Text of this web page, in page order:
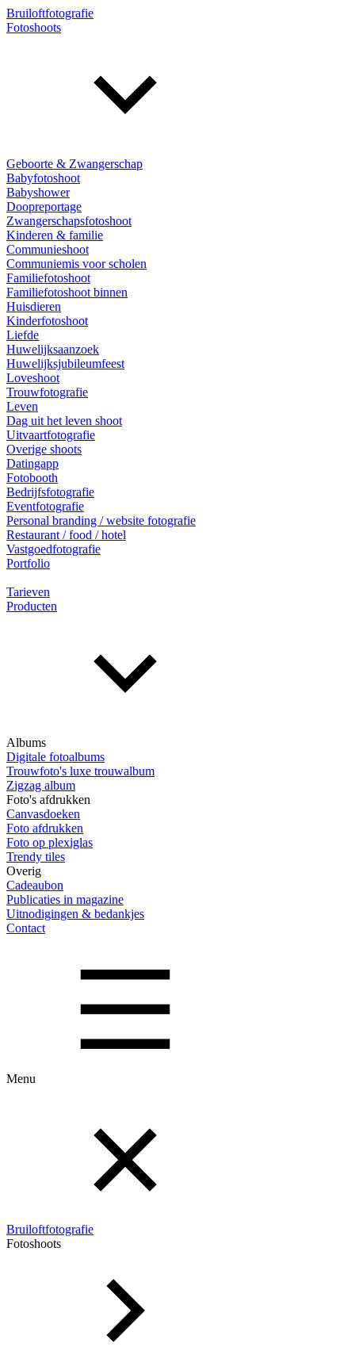
Bruiloftfotografie
Fotoshoots
Geboorte & Zwangerschap
Babyfotoshoot
Babyshower
Doopreportage
Zwangerschapsfotoshoot
Kinderen & familie
Communieshoot
Communiemis voor scholen
Familiefotoshoot
Familiefotoshoot binnen
Huisdieren
Kinderfotoshoot
Liefde
Huwelijksaanzoek
Huwelijksjubileumfeest
Loveshoot
Trouwfotografie
Leven
Dag uit het leven shoot
Uitvaartfotografie
Overige shoots
Datingapp
Fotobooth
Bedrijfsfotografie
Eventfotografie
Personal branding / website fotografie
Restaurant / food / hotel
Vastgoedfotografie
Portfolio
Tarieven
Producten
Albums
Digitale fotoalbums
Trouwfoto's luxe trouwalbum
Zigzag album
Foto's afdrukken
Canvasdoeken
Foto afdrukken
Foto op plexiglas
Trendy tiles
Overig
Cadeaubon
Publicaties in magazine
Uitnodigingen & bedankjes
Contact
Menu
Bruiloftfotografie
Fotoshoots